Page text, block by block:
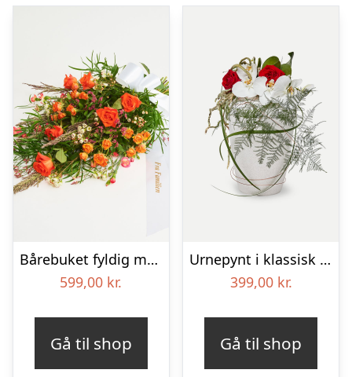
Bårebuket fyldig med bånd
599,00 kr.
Gå til shop
Urnepynt i klassisk stil – rød og hvid
399,00 kr.
Gå til shop